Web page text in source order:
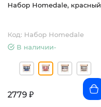
Набор Homedale, красный
Код: Набор Homedale
В наличии-
2779 ₽